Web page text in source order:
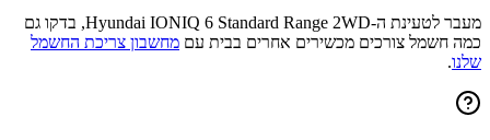
מעבר לטעינת ה-Hyundai IONIQ 6 Standard Range 2WD, בדקו גם
כמה חשמל צורכים מכשירים אחרים בבית עם מחשבון צריכת החשמל
שלנו.